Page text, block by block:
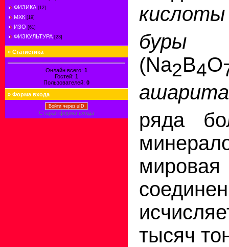
ФИЗИКА [12]
МХК [19]
ИЗО [61]
ФИЗКУЛЬТУРА [23]
» Статистика
Онлайн всего: 1
Гостей: 1
Пользователей: 0
» Форма входа
Войти через uID
Старая форма входа
буры
(Na2B4O
ашарита
ряда
тысяч